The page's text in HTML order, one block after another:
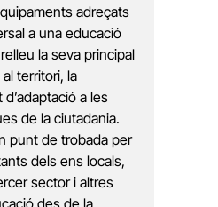
adreçats
a una educació
la seva principal
territori, la
a les
de la ciutadania.
punt de trobada per
dels ens locals,
sector i altres
des de la